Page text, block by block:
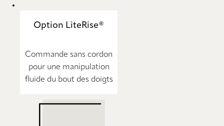
Option LiteRise®
Commande sans cordon
pour une manipulation
fluide du bout des doigts